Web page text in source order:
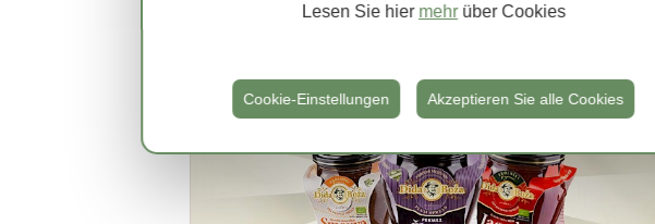
Lesen Sie hier mehrüber Cookies
Cookie-Einstellungen Akzeptieren Sie alle Cookies